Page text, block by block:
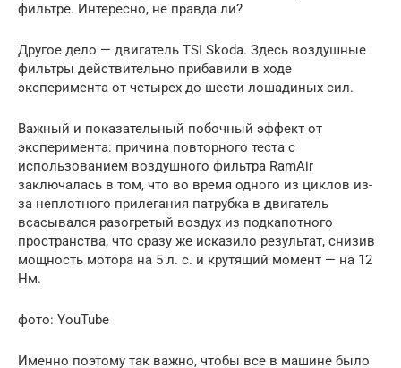
фильтре. Интересно, не правда ли?
Другое дело — двигатель TSI Skoda. Здесь воздушные
фильтры действительно прибавили в ходе
эксперимента от четырех до шести лошадиных сил.
Важный и показательный побочный эффект от
эксперимента: причина повторного теста с
использованием воздушного фильтра RamAir
заключалась в том, что во время одного из циклов из-
за неплотного прилегания патрубка в двигатель
всасывался разогретый воздух из подкапотного
пространства, что сразу же исказило результат, снизив
мощность мотора на 5 л. с. и крутящий момент — на 12
Нм.
фото: YouTube
Именно поэтому так важно, чтобы все в машине было